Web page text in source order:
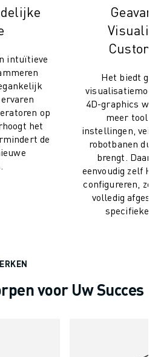
VOOR EEN EFFICIËNTERE
PORTAAL
intuïtieve
op
het
de
Het biedt
4D-graphics
meer tool-
instellingen,
robotbanen
brengt.
eenvoudig zelf
configureren,
volledig
specifieke
voor Uw Succes